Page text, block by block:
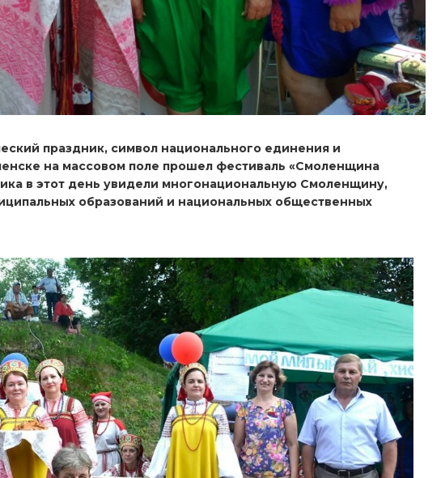
праздник, символ национального единения и
на массовом поле прошел фестиваль «Смоленщина
в этот день увидели многонациональную Смоленщину,
образований и национальных общественных